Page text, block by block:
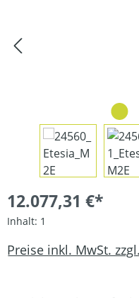
12.077,31 €*
Inhalt: 1
Preise inkl. MwSt.